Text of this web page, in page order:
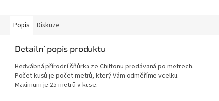
Popis Diskuze
Detailní popis produktu
Hedvábná přírodní šňůrka ze Chiffonu prodávaná po metrech.
Počet kusů je počet metrů, který Vám odměříme vcelku.
Maximum je 25 metrů v kuse.